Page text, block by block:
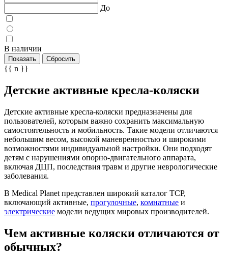
До
В наличии
Показать Сбросить
{{ n }}
Детские активные кресла-коляски
Детские активные кресла-коляски предназначены для
пользователей, которым важно сохранить максимальную
самостоятельность и мобильность. Такие модели отличаются
небольшим весом, высокой маневренностью и широкими
возможностями индивидуальной настройки. Они подходят
детям с нарушениями опорно-двигательного аппарата,
включая ДЦП, последствия травм и другие неврологические
заболевания.
В Medical Planet представлен широкий каталог ТСР,
включающий активные, прогулочные, комнатные и
электрические модели ведущих мировых производителей.
Чем активные коляски отличаются от
обычных?